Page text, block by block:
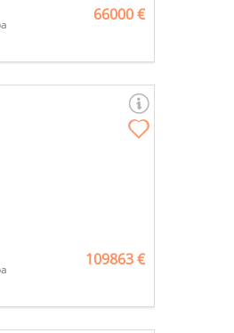
66000 €
109863 €